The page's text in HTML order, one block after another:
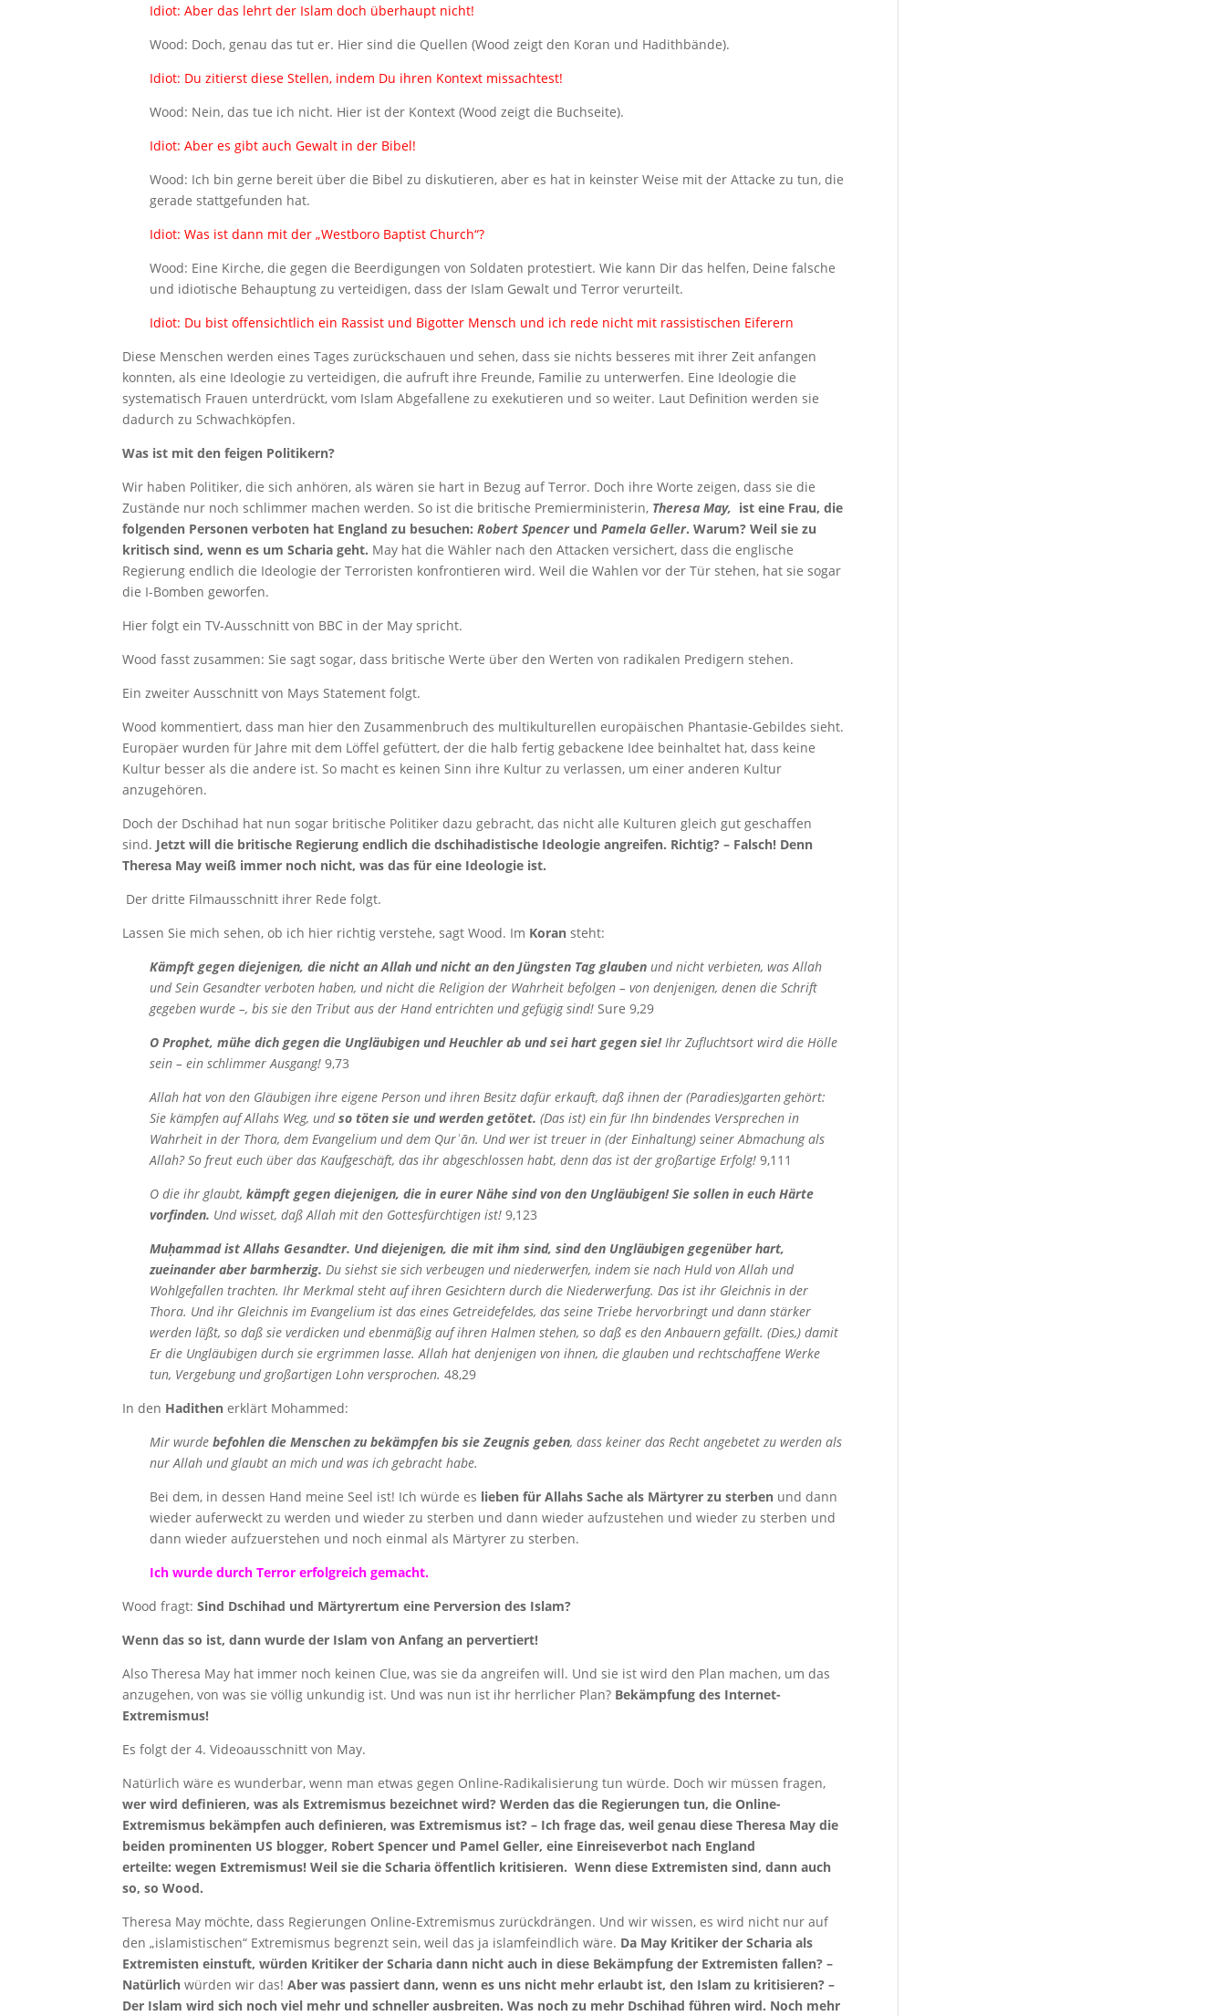
Idiot: Aber das lehrt der Islam doch überhaupt nicht!
Wood: Doch, genau das tut er. Hier sind die Quellen (Wood zeigt den Koran und Hadithbände).
Idiot: Du zitierst diese Stellen, indem Du ihren Kontext missachtest!
Wood: Nein, das tue ich nicht. Hier ist der Kontext (Wood zeigt die Buchseite).
Idiot: Aber es gibt auch Gewalt in der Bibel!
Wood: Ich bin gerne bereit über die Bibel zu diskutieren, aber es hat in keinster Weise mit der Attacke zu tun, die
gerade stattgefunden hat.
Idiot: Was ist dann mit der „Westboro Baptist Church“?
Wood: Eine Kirche, die gegen die Beerdigungen von Soldaten protestiert. Wie kann Dir das helfen, Deine falsche
und idiotische Behauptung zu verteidigen, dass der Islam Gewalt und Terror verurteilt.
Idiot: Du bist offensichtlich ein Rassist und Bigotter Mensch und ich rede nicht mit rassistischen Eiferern
Diese Menschen werden eines Tages zurückschauen und sehen, dass sie nichts besseres mit ihrer Zeit anfangen
konnten, als eine Ideologie zu verteidigen, die aufruft ihre Freunde, Familie zu unterwerfen. Eine Ideologie die
systematisch Frauen unterdrückt, vom Islam Abgefallene zu exekutieren und so weiter. Laut Definition werden sie
dadurch zu Schwachköpfen.
Was ist mit den feigen Politikern?
Wir haben Politiker, die sich anhören, als wären sie hart in Bezug auf Terror. Doch ihre Worte zeigen, dass sie die
Zustände nur noch schlimmer machen werden. So ist die britische Premierministerin, Theresa May, ist eine Frau, die
folgenden Personen verboten hat England zu besuchen:Robert SpencerundPamela Geller. Warum? Weil sie zu
kritisch sind, wenn es um Scharia geht. May hat die Wähler nach den Attacken versichert, dass die englische
Regierung endlich die Ideologie der Terroristen konfrontieren wird. Weil die Wahlen vor der Tür stehen, hat sie sogar
die I-Bomben geworfen.
Hier folgt ein TV-Ausschnitt von BBC in der May spricht.
Wood fasst zusammen: Sie sagt sogar, dass britische Werte über den Werten von radikalen Predigern stehen.
Ein zweiter Ausschnitt von Mays Statement folgt.
Wood kommentiert, dass man hier den Zusammenbruch des multikulturellen europäischen Phantasie-Gebildes sieht.
Europäer wurden für Jahre mit dem Löffel gefüttert, der die halb fertig gebackene Idee beinhaltet hat, dass keine
Kultur besser als die andere ist. So macht es keinen Sinn ihre Kultur zu verlassen, um einer anderen Kultur
anzugehören.
Doch der Dschihad hat nun sogar britische Politiker dazu gebracht, das nicht alle Kulturen gleich gut geschaffen
sind. Jetzt will die britische Regierung endlich die dschihadistische Ideologie angreifen. Richtig? – Falsch! Denn
Theresa May weiß immer noch nicht, was das für eine Ideologie ist.
Der dritte Filmausschnitt ihrer Rede folgt.
Lassen Sie mich sehen, ob ich hier richtig verstehe, sagt Wood. Im Koran steht:
Kämpft gegen diejenigen, die nicht an Allah und nicht an den Jüngsten Tag glauben und nicht verbieten, was Allah
und Sein Gesandter verboten haben, und nicht die Religion der Wahrheit befolgen – von denjenigen, denen die Schrift
gegeben wurde –, bis sie den Tribut aus der Hand entrichten und gefügig sind! Sure 9,29
O Prophet, mühe dich gegen die Ungläubigen und Heuchler ab und sei hart gegen sie!Ihr Zufluchtsort wird die Hölle
sein – ein schlimmer Ausgang! 9,73
Allah hat von den Gläubigen ihre eigene Person und ihren Besitz dafür erkauft, daß ihnen der (Paradies)garten gehört:
Sie kämpfen auf Allahs Weg, undso töten sie und werden getötet. (Das ist) ein für Ihn bindendes Versprechen in
Wahrheit in der Thora, dem Evangelium und dem Qurʾān. Und wer ist treuer in (der Einhaltung) seiner Abmachung als
Allah? So freut euch über das Kaufgeschäft, das ihr abgeschlossen habt, denn das ist der großartige Erfolg! 9,111
O die ihr glaubt,kämpft gegen diejenigen, die in eurer Nähe sind von den Ungläubigen! Sie sollen in euch Härte
vorfinden. Und wisset, daß Allah mit den Gottesfürchtigen ist! 9,123
Muḥammad ist Allahs Gesandter. Und diejenigen, die mit ihm sind, sind den Ungläubigen gegenüber hart,
zueinander aber barmherzig. Du siehst sie sich verbeugen und niederwerfen, indem sie nach Huld von Allah und
Wohlgefallen trachten. Ihr Merkmal steht auf ihren Gesichtern durch die Niederwerfung. Das ist ihr Gleichnis in der
Thora. Und ihr Gleichnis im Evangelium ist das eines Getreidefeldes, das seine Triebe hervorbringt und dann stärker
werden läßt, so daß sie verdicken und ebenmäßig auf ihren Halmen stehen, so daß es den Anbauern gefällt. (Dies,) damit
Er die Ungläubigen durch sie ergrimmen lasse. Allah hat denjenigen von ihnen, die glauben und rechtschaffene Werke
tun, Vergebung und großartigen Lohn versprochen. 48,29
In den Hadithen erklärt Mohammed:
Mir wurde befohlen die Menschen zu bekämpfen bis sie Zeugnis geben, dass keiner das Recht angebetet zu werden als
nur Allah und glaubt an mich und was ich gebracht habe.
Bei dem, in dessen Hand meine Seel ist! Ich würde es lieben für Allahs Sache als Märtyrer zu sterben und dann
wieder auferweckt zu werden und wieder zu sterben und dann wieder aufzustehen und wieder zu sterben und
dann wieder aufzuerstehen und noch einmal als Märtyrer zu sterben.
Ich wurde durch Terror erfolgreich gemacht.
Wood fragt:Sind Dschihad und Märtyrertum eine Perversion des Islam?
Wenn das so ist, dann wurde der Islam von Anfang an pervertiert!
Also Theresa May hat immer noch keinen Clue, was sie da angreifen will. Und sie ist wird den Plan machen, um das
anzugehen, von was sie völlig unkundig ist. Und was nun ist ihr herrlicher Plan? Bekämpfung des Internet-
Extremismus!
Es folgt der 4. Videoausschnitt von May.
Natürlich wäre es wunderbar, wenn man etwas gegen Online-Radikalisierung tun würde. Doch wir müssen fragen,
wer wird definieren, was als Extremismus bezeichnet wird? Werden das die Regierungen tun, die Online-
Extremismus bekämpfen auch definieren, was Extremismus ist? – Ich frage das, weil genau diese Theresa May die
beiden prominenten US blogger, Robert Spencer und Pamel Geller, eine Einreiseverbot nach England
erteilte: wegen Extremismus! Weil sie die Scharia öffentlich kritisieren. Wenn diese Extremisten sind, dann auch
so, so Wood.
Theresa May möchte, dass Regierungen Online-Extremismus zurückdrängen. Und wir wissen, es wird nicht nur auf
den „islamistischen“ Extremismus begrenzt sein, weil das ja islamfeindlich wäre. Da May Kritiker der Scharia als
Extremisten einstuft, würden Kritiker der Scharia dann nicht auch in diese Bekämpfung der Extremisten fallen? –
Natürlich würden wir das! Aber was passiert dann, wenn es uns nicht mehr erlaubt ist, den Islam zu kritisieren? –
Der Islam wird sich noch viel mehr und schneller ausbreiten. Was noch zu mehr Dschihad führen wird. Noch mehr